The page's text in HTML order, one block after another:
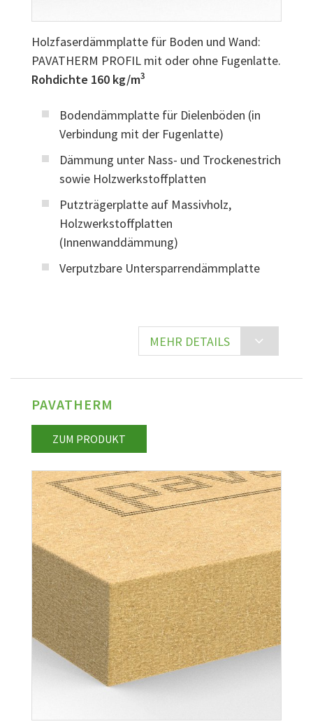
Holzfaserdämmplatte für Boden und Wand:
PAVATHERM PROFIL mit oder ohne Fugenlatte.
Rohdichte 160 kg/m3
Bodendämmplatte für Dielenböden (in
Verbindung mit der Fugenlatte)
Dämmung unter Nass- und Trockenestrich
sowie Holzwerkstoffplatten
Putzträgerplatte auf Massivholz,
Holzwerkstoffplatten
(Innenwanddämmung)
Verputzbare Untersparrendämmplatte
MEHR DETAILS
PAVATHERM
ZUM PRODUKT